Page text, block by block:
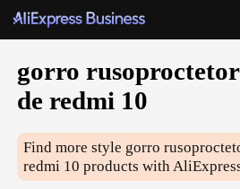
gorro
de redmi 10
Find more style gorro
redmi 10 products with